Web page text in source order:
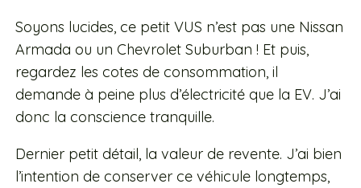
Soyons lucides, ce petit VUS n’est pas une Nissan
Armada ou un Chevrolet Suburban ! Et puis,
regardez les cotes de consommation, il
demande à peine plus d’électricité que la EV. J’ai
donc la conscience tranquille.
Dernier petit détail, la valeur de revente. J’ai bien
l’intention de conserver ce véhicule longtemps,